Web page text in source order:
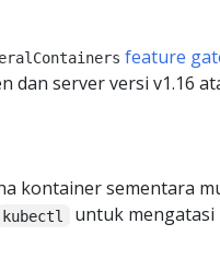
feature
dan server versi v1.16
kontainer sementara
kubectl
untuk mengatasi